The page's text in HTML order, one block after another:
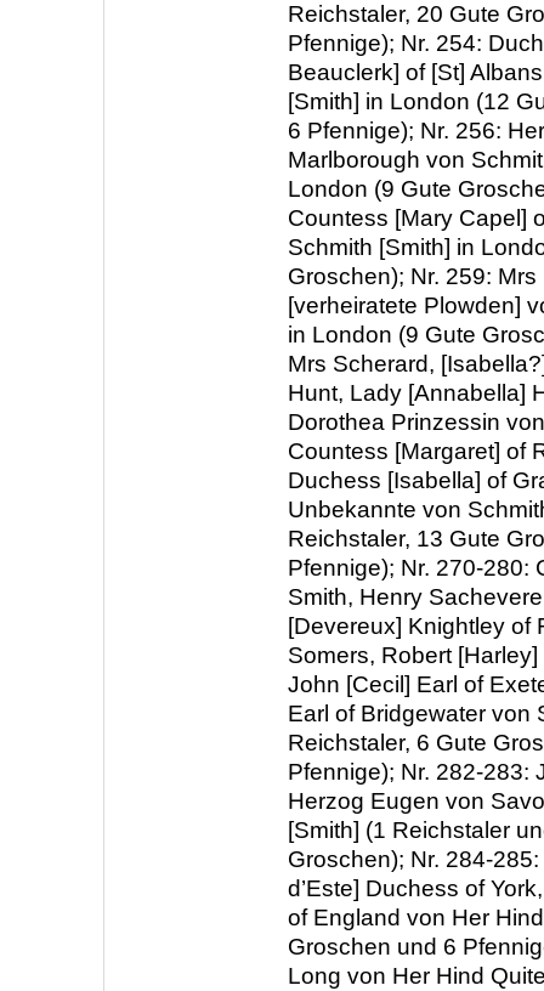
Reichstaler, 20 Gute
Pfennige); Nr. 254:
Beauclerk] of [St]
[Smith] in London (12
6 Pfennige); Nr. 256:
Marlborough von
London (9 Gute
Countess [Mary Capel]
Schmith [Smith] in
Groschen); Nr. 259:
[verheiratete Plowden]
in London (9 Gute
Mrs Scherard,
Hunt, Lady [Annabella]
Dorothea Prinzessin
Countess [Margaret] of
Duchess [Isabella] of
Unbekannte von
Reichstaler, 13 Gute
Pfennige); Nr. 270-280:
Smith, Henry
[Devereux] Knightley of
Somers, Robert
John [Cecil] Earl of
Earl of Bridgewater von
Reichstaler, 6 Gute
Pfennige); Nr. 282-283:
Herzog Eugen von
[Smith] (1 Reichstaler
Groschen); Nr. 284-
d’Este] Duchess of
of England von Her
Groschen und 6
Long von Her Hind